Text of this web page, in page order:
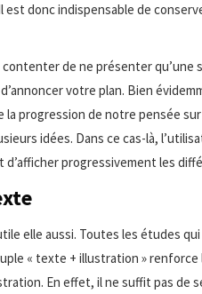
donc indispensable de
contenter de ne présenter
votre plan. Bien
progression de notre pensée
idées. Dans ce cas-là,
progressivement les
elle aussi. Toutes les études
« texte + illustration »
En effet, il ne suffit pas